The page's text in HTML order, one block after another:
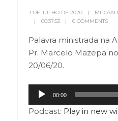
1 DE JULHO DE 2020
00:37:53
0 COMMENTS
Palavra ministrada na
Pr. Marcelo Mazepa
20/06/20.
Tocador
de
áudio
00:00
Podcast: Play in new